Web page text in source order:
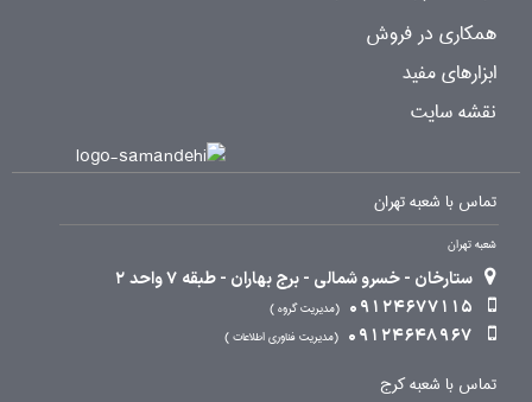
همکاری در فروش
ابزارهای مفید
نقشه سایت
تماس با شعبه تهران
شعبه تهران
ستارخان - خسرو شمالی - برج بهاران - طبقه 7 واحد 2
09124677115
مدیریت گروه
09124648967 مدیریت فناوری اطلاعات
تماس با شعبه کرج